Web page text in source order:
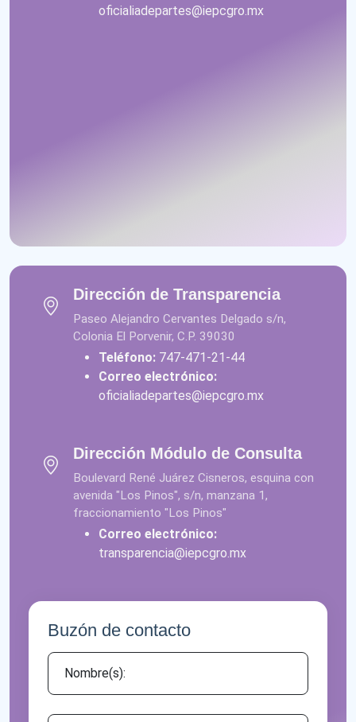
oficialiadepartes@iepcgro.mx
Dirección de Transparencia
Paseo Alejandro Cervantes Delgado s/n,
Colonia El Porvenir, C.P. 39030
Teléfono: 747-471-21-44
Correo electrónico:
oficialiadepartes@iepcgro.mx
Dirección Módulo de Consulta
Boulevard René Juárez Cisneros, esquina con
avenida "Los Pinos", s/n, manzana 1,
fraccionamiento "Los Pinos"
Correo electrónico:
transparencia@iepcgro.mx
Buzón de contacto